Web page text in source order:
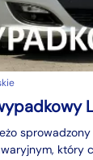
sprowadzony
który